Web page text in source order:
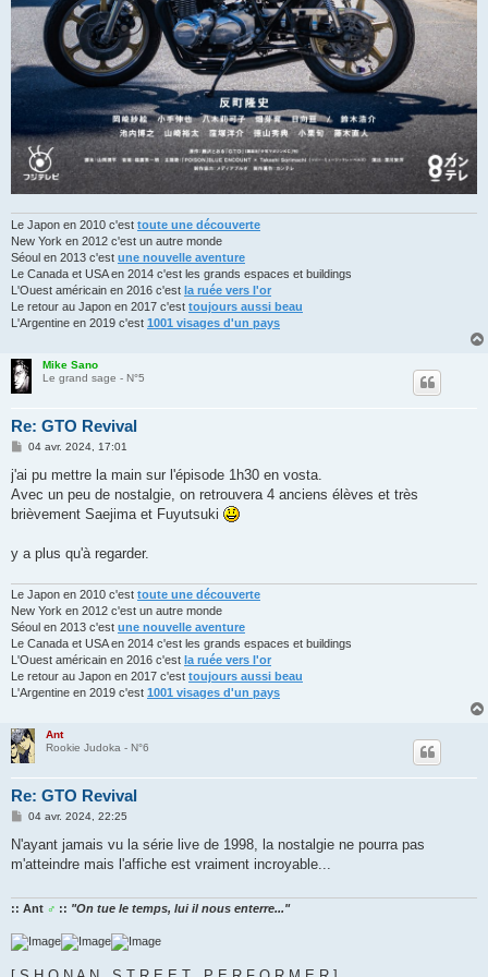
Le Japon en 2010 c'est toute une découverte
New York en 2012 c'est un autre monde
Séoul en 2013 c'est une nouvelle aventure
Le Canada et USA en 2014 c'est les grands espaces et buildings
L'Ouest américain en 2016 c'est la ruée vers l'or
Le retour au Japon en 2017 c'est toujours aussi beau
L'Argentine en 2019 c'est 1001 visages d'un pays
Mike Sano
Le grand sage - N°5
Re: GTO Revival
M
s
a
g
04 avr. 2024, 17:01
j'ai pu mettre la main sur l'épisode 1h30 en vosta.
Avec un peu de nostalgie, on retrouvera 4 anciens élèves et très
brièvement Saejima et Fuyutsuki
y a plus qu'à regarder.
Le Japon en 2010 c'est toute une découverte
New York en 2012 c'est un autre monde
Séoul en 2013 c'est une nouvelle aventure
Le Canada et USA en 2014 c'est les grands espaces et buildings
L'Ouest américain en 2016 c'est la ruée vers l'or
Le retour au Japon en 2017 c'est toujours aussi beau
L'Argentine en 2019 c'est 1001 visages d'un pays
Ant
Rookie Judoka - N°6
Re: GTO Revival
M
s
a
04 avr. 2024, 22:25
N'ayant jamais vu la série live de 1998, la nostalgie ne pourra pas
m'atteindre mais l'affiche est vraiment incroyable...
:: Ant ♂ :: "On tue le temps, lui il nous enterre..."